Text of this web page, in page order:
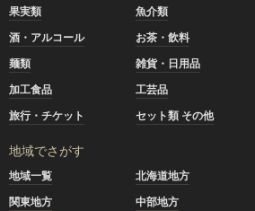
果実類
魚介類
酒・アルコール
お茶・飲料
麺類
雑貨・日用品
加工食品
工芸品
旅行・チケット
セット類 その他
地域でさがす
地域一覧 北海道地方
関東地方
中部地方